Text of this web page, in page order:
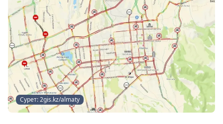
Сурет: 2gis.kz/almaty